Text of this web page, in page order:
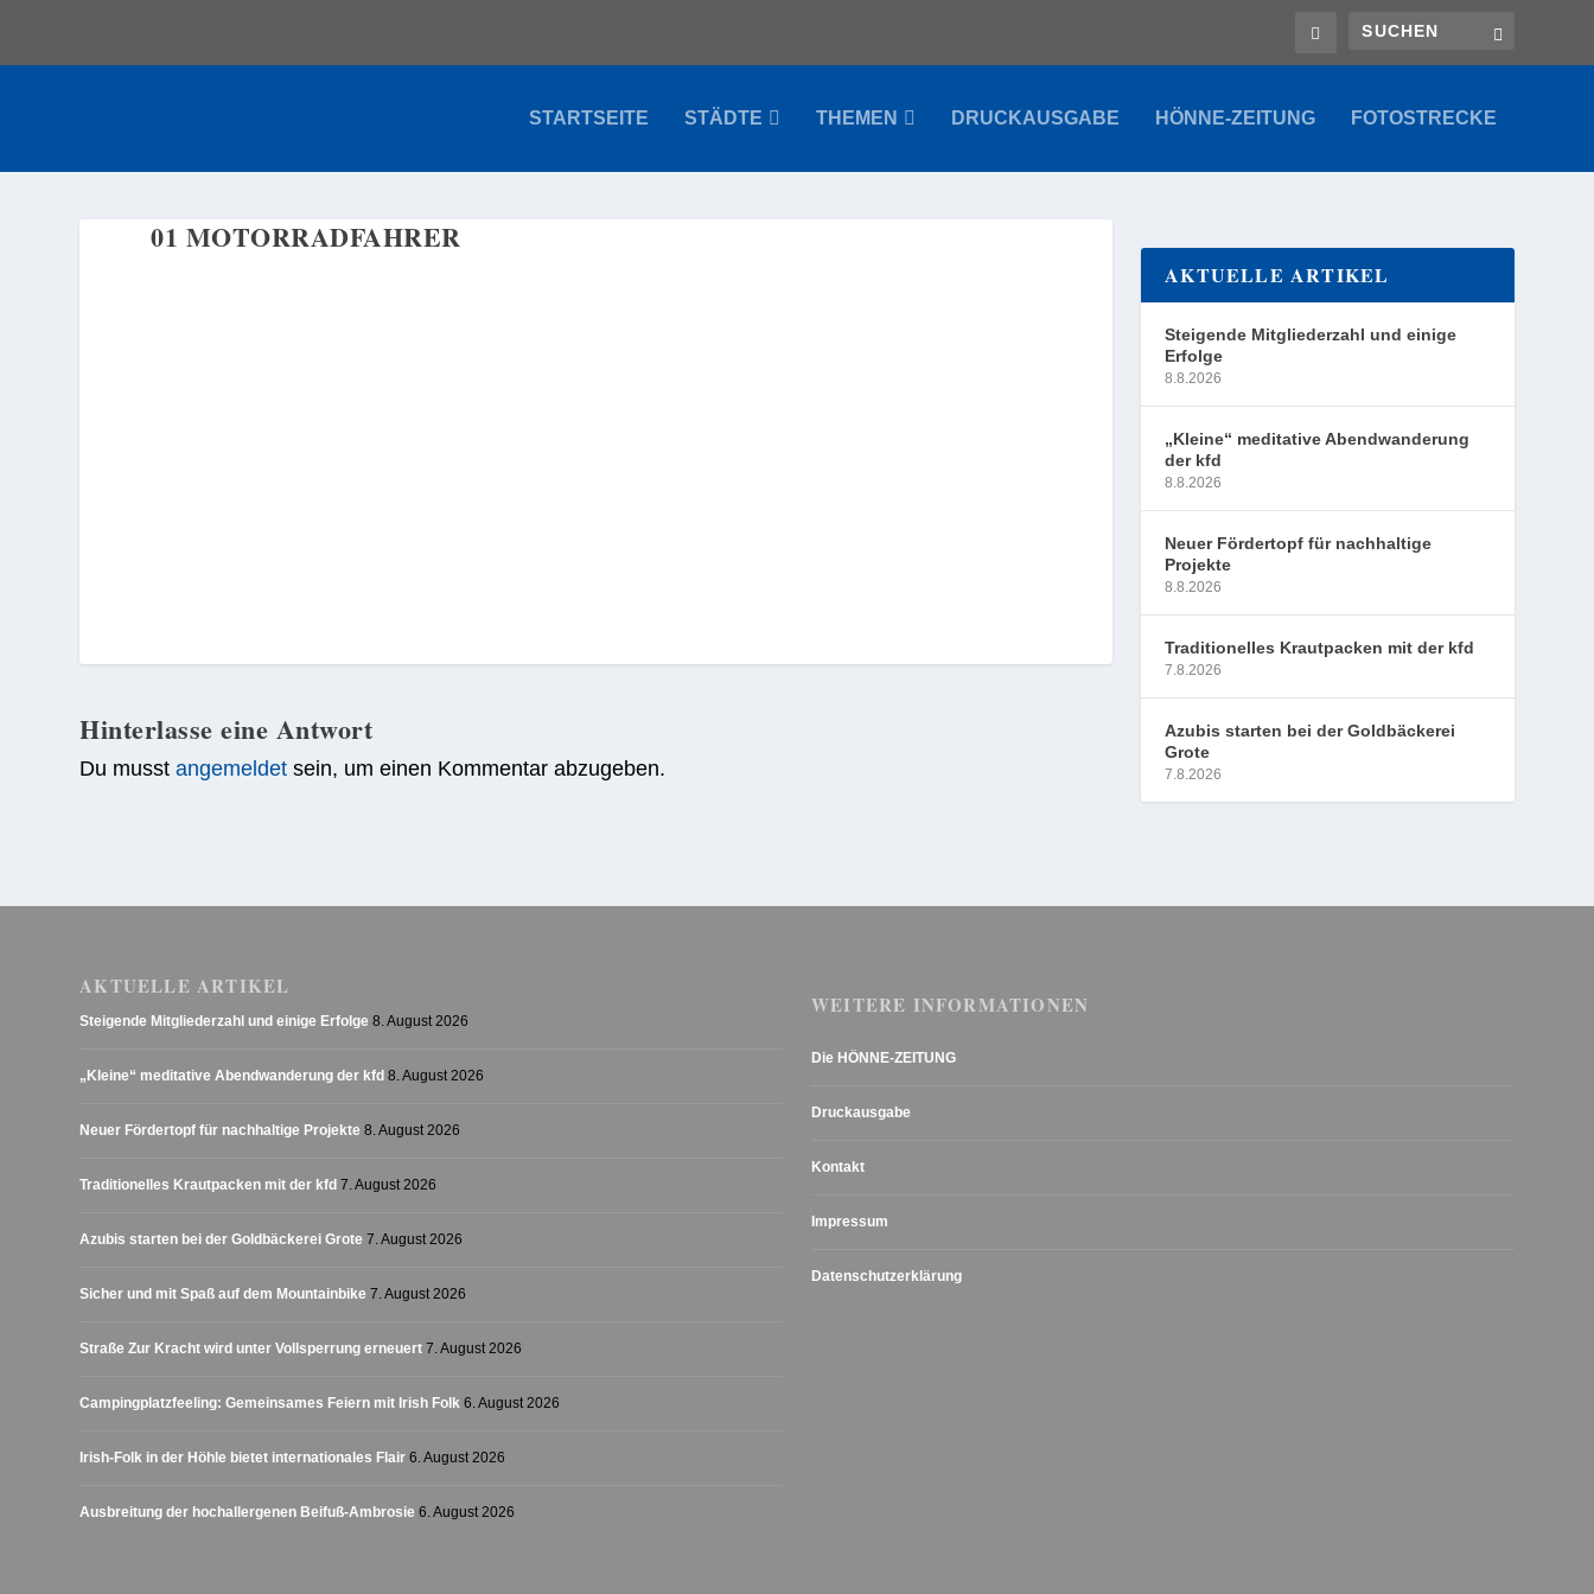
STARTSEITE STÄDTE THEMEN DRUCKAUSGABE HÖNNE-ZEITUNG FOTOSTRECKE
01 MOTORRADFAHRER
Hinterlasse eine Antwort
Du musstangemeldet sein, um einen Kommentar abzugeben.
AKTUELLE ARTIKEL
Steigende Mitgliederzahl und einige
Erfolge
8.8.2026
„Kleine“ meditative Abendwanderung
der kfd
8.8.2026
Neuer Fördertopf für nachhaltige
Projekte
8.8.2026
Traditionelles Krautpacken mit der kfd
7.8.2026
Azubis starten bei der Goldbäckerei
Grote
7.8.2026
AKTUELLE ARTIKEL
Steigende Mitgliederzahl und einige Erfolge 8. August 2026
„Kleine“ meditative Abendwanderung der kfd 8. August 2026
Neuer Fördertopf für nachhaltige Projekte 8. August 2026
Traditionelles Krautpacken mit der kfd 7. August 2026
Azubis starten bei der Goldbäckerei Grote 7. August 2026
Sicher und mit Spaß auf dem Mountainbike 7. August 2026
Straße Zur Kracht wird unter Vollsperrung erneuert 7. August 2026
Campingplatzfeeling: Gemeinsames Feiern mit Irish Folk 6. August 2026
Irish-Folk in der Höhle bietet internationales Flair 6. August 2026
Ausbreitung der hochallergenen Beifuß-Ambrosie 6. August 2026
WEITERE INFORMATIONEN
Die HÖNNE-ZEITUNG
Druckausgabe
Kontakt
Impressum
Datenschutzerklärung